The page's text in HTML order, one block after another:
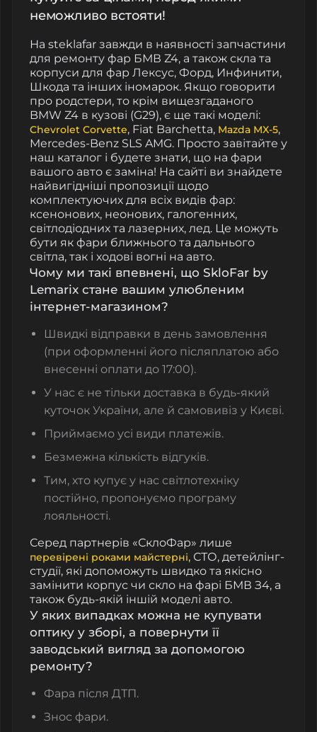
неможливо встояти!
На steklafar завжди в наявності запчастини
для ремонту фар БМВ Z4, а також скла та
корпуси для фар Лексус, Форд, Инфинити,
Шкода та інших іномарок. Якщо говорити
про родстери, то крім вищезгаданого
BMW Z4 в кузові (G29), є ще такі моделі:
Chevrolet Corvette, Fiat Barchetta, Mazda MX-5,
Mercedes-Benz SLS AMG. Просто завітайте у
наш каталог і будете знати, що на фари
вашого авто є заміна! На сайті ви знайдете
найвигідніші пропозиції щодо
комплектуючих для всіх видів фар:
ксенонових, неонових, галогенних,
світлодіодних та лазерних, лед. Це можуть
бути як фари ближнього та дальнього
світла, так і ходові вогні на авто.
Чому ми такі впевнені, що SkloFar by
Lemarix стане вашим улюбленим
інтернет-магазином?
Швидкі відправки в день замовлення
(при оформленні його післяплатою або
внесенні оплати до 17:00).
У нас є не тільки доставка в будь-який
куточок України, але й самовивіз у Києві.
Приймаємо усі види платежів.
Безмежна кількість відгуків.
Тим, хто купує у нас світлотехніку
постійно, пропонуємо програму
лояльності.
Серед партнерів «СклоФар» лише
перевірені роками майстерні, СТО, детейлінг-
студії, які допоможуть швидко та якісно
замінити корпус чи скло на фарі БМВ З4, а
також будь-якій іншій моделі авто.
У яких випадках можна не купувати
оптику у зборі, а повернути її
заводський вигляд за допомогою
ремонту?
Фара після ДТП.
Знос фари.